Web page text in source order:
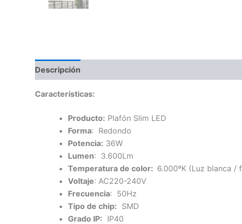
Descripción
Características:
Producto: Plafón Slim LED
Forma: Redondo
Potencia: 36W
Lumen: 3.600Lm
Temperatura de color: 6.000ºK (Luz blanca /
Voltaje: AC220-240V
Frecuencia: 50Hz
Tipo de chip: SMD
Grado IP: IP40